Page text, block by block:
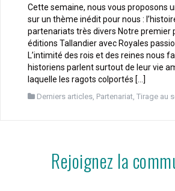
Cette semaine, nous vous proposons
sur un thème inédit pour nous :
partenariats très divers Notre premier
éditions Tallandier avec Royales
L’intimité des rois et des reines nous
historiens parlent surtout de leur vie
laquelle les ragots colportés […]
Derniers articles Partenariat Tirage au
Rejoignez la